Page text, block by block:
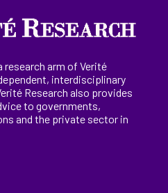
research arm of Verité
interdisciplinary
Research also provides
to governments,
and the private sector in